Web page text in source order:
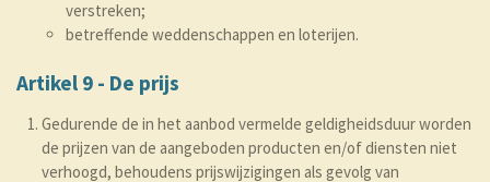
verstreken;
betreffende weddenschappen en loterijen.
Artikel 9 - De prijs
Gedurende de in het aanbod vermelde geldigheidsduur worden
de prijzen van de aangeboden producten en/of diensten niet
verhoogd, behoudens prijswijzigingen als gevolg van